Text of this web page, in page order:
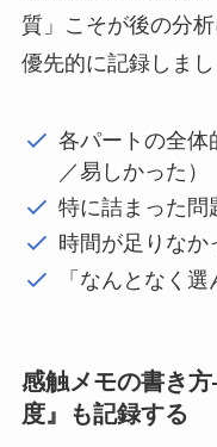
質」こそが後の分
優先的に記録しまし
各パートの全体
／易しかった）
特に詰まった問
時間が足りなか
「なんとなく
感触メモの書き
度』も記録する